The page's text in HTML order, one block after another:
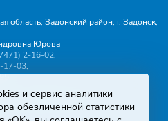
область, Задонский район, г. Задонск,
Юрова
2‑16‑02,
,
.
-buh.gzp@yandex.ru
и сервис аналитики
обезличенной статистики